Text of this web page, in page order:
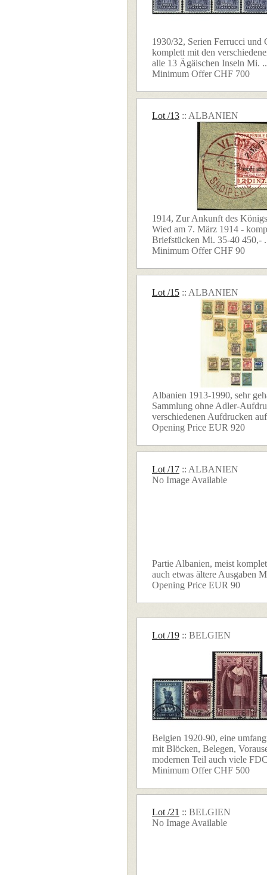
1930/32, Serien Ferrucci und
komplett mit den
alle 13 Ägäischen Inseln Mi.
Minimum Offer CHF 700
Lot /13 :: ALBANIEN
1914, Zur Ankunft des
Wied am 7. März 1914 -
Briefstücken Mi. 35-40 450,-
Minimum Offer CHF 90
Lot /15 :: ALBANIEN
Albanien 1913-1990, sehr
Sammlung ohne Adler-
verschiedenen Aufdrucken
Opening Price EUR 920
Lot /17 :: ALBANIEN
No Image Available
Partie Albanien, meist
auch etwas ältere Ausgaben
Opening Price EUR 90
Lot /19 :: BELGIEN
Belgien 1920-90, eine
mit Blöcken, Belegen,
modernen Teil auch viele
Minimum Offer CHF 500
Lot /21 :: BELGIEN
No Image Available